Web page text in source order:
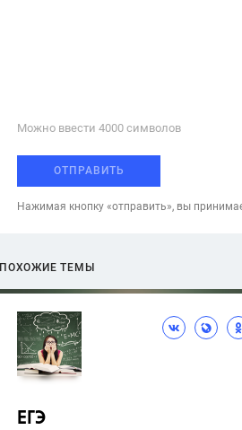
Можно ввести 4000 cимволов
ОТПРАВИТЬ
Нажимая кнопку «отправить», вы
ПОХОЖИЕ ТЕМЫ
ЕГЭ